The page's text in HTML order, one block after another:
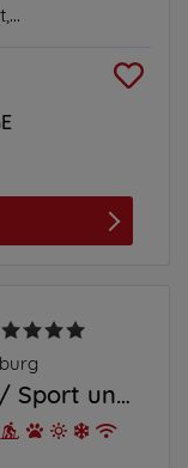
Sport und Freizeit